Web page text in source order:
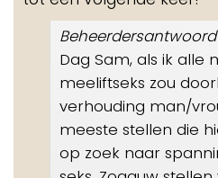
Dag Sam, als ik alle
meeliftseks zou
verhouding man/
meeste stellen die
op zoek naar